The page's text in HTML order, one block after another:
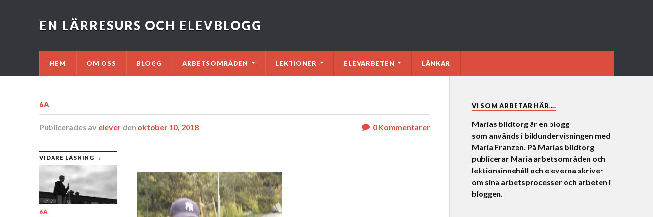
EN LÄRRESURS OCH ELEVBLOGG
HEM OM OSS BLOGG ARBETSOMRÅDEN LEKTIONER ELEVARBETEN LÄNKAR
6A
Publicerades av elever den oktober 10, 2018 0Kommentarer
VIDARE LÄSNING →
6A
VI SOM ARBETAR HÄR….
Marias bildtorg är en blogg
som används i bildundervisningen med
Maria Franzen. På Marias bildtorg
publicerar Maria arbetsområden och
lektionsinnehåll och eleverna skriver
om sina arbetsprocesser och arbeten i
bloggen.